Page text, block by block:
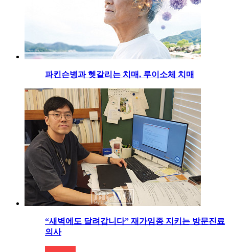
파킨슨병과 헷갈리는 치매, 루이소체 치매
“새벽에도 달려갑니다” 재가임종 지키는 방문진료
의사